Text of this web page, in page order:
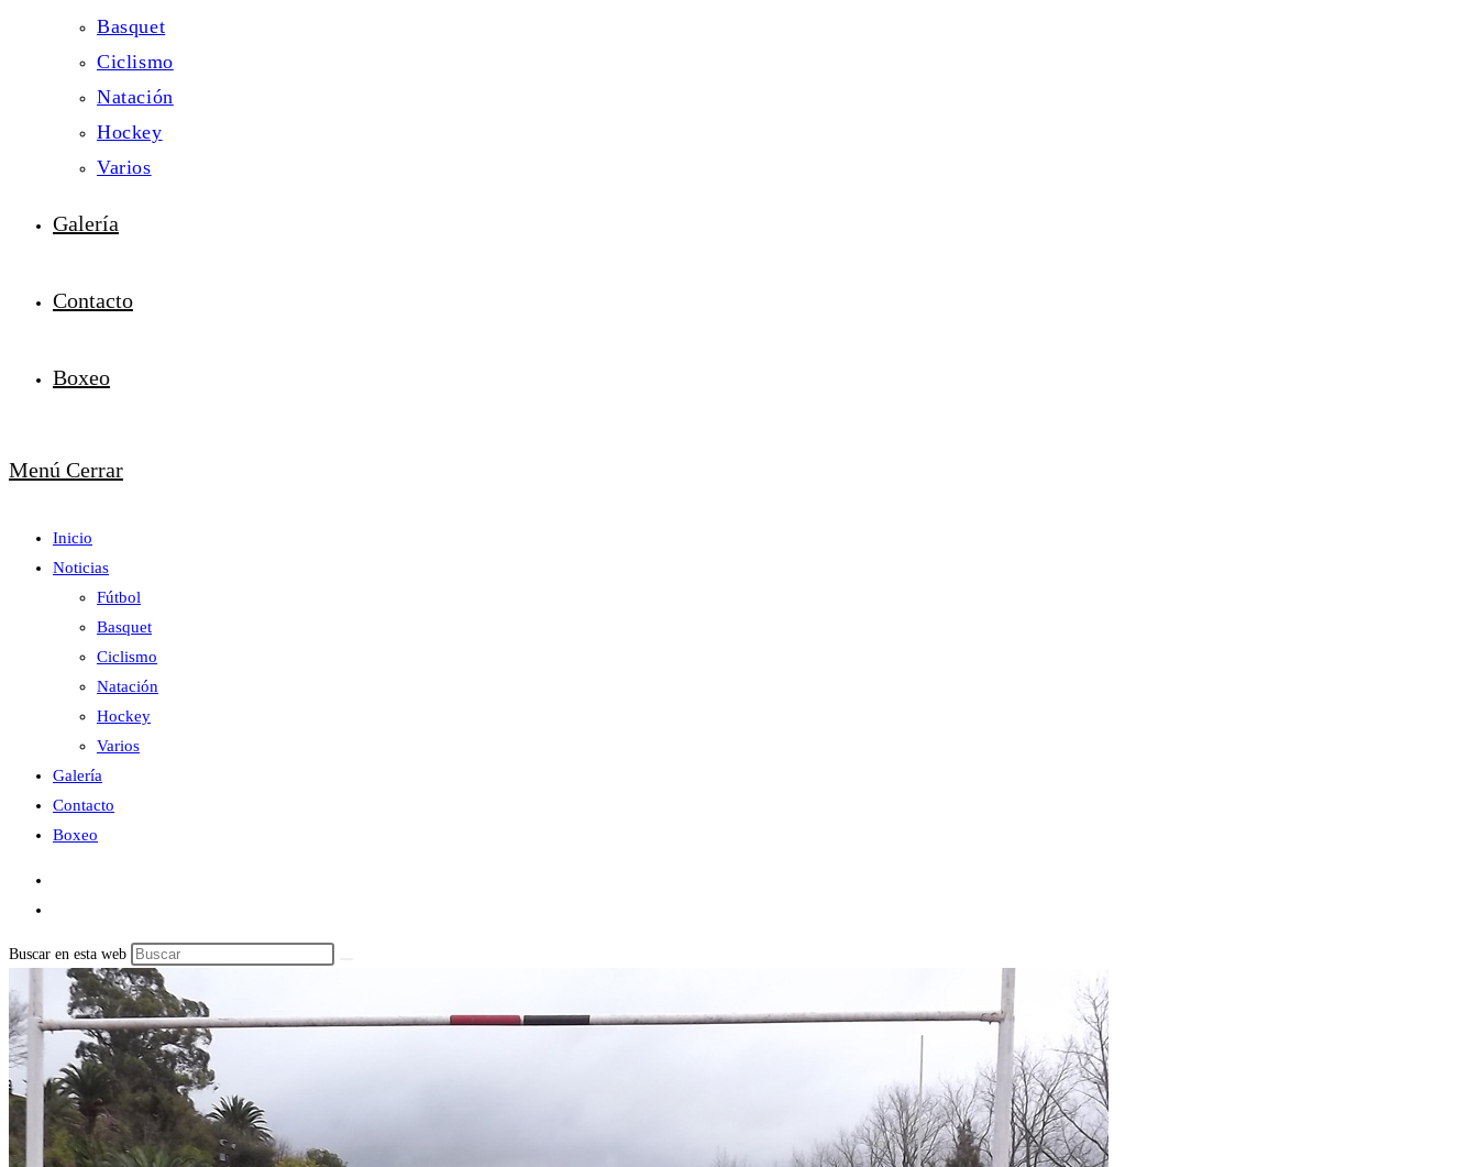
Basquet
Ciclismo
Natación
Hockey
Varios
Galería
Contacto
Boxeo
Menú Cerrar
Inicio
Noticias
Fútbol
Basquet
Ciclismo
Natación
Hockey
Varios
Galería
Contacto
Boxeo
Buscar en esta web